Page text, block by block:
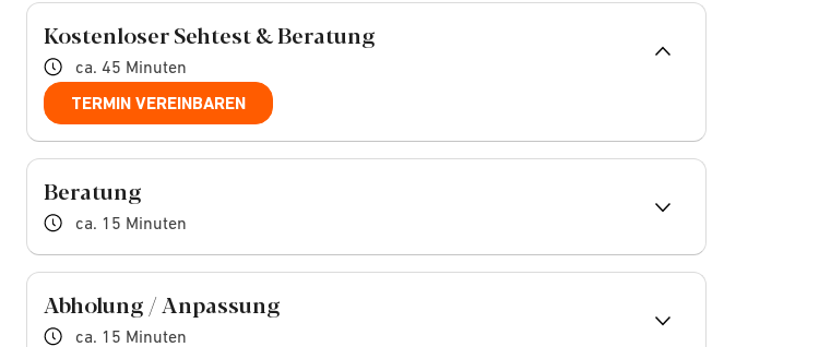
Kostenloser Sehtest & Beratung
ca. 45 Minuten
TERMIN VEREINBAREN
Beratung
ca. 15 Minuten
Abholung / Anpassung
ca. 15 Minuten